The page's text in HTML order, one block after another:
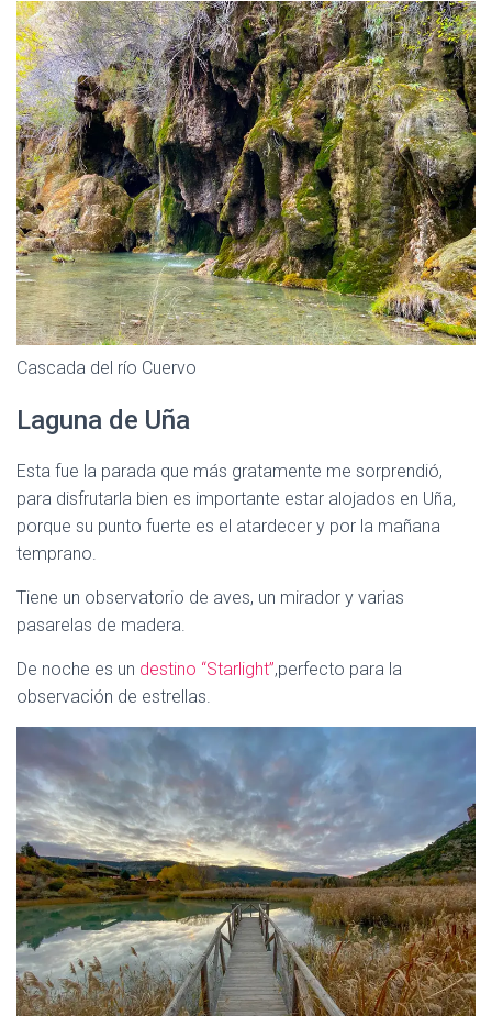
Cascada del río Cuervo
Laguna de Uña
Esta fue la parada que más gratamente me sorprendió,
para disfrutarla bien es importante estar alojados en Uña,
porque su punto fuerte es el atardecer y por la mañana
temprano.
Tiene un observatorio de aves, un mirador y varias
pasarelas de madera.
De noche es un destino “Starlight”,perfecto para la
observación de estrellas.